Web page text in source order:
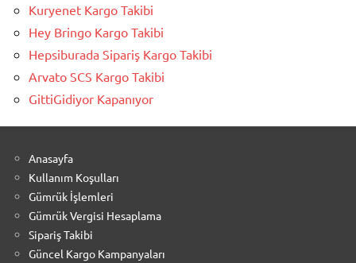
Kuryenet Kargo Takibi
Hey Bringo Kargo Takibi
Hepsiburada Sipariş Kargo Takibi
Arvato SCS Kargo Takibi
GittiGidiyor Kapanıyor
Anasayfa
Kullanım Koşulları
Gümrük İşlemleri
Gümrük Vergisi Hesaplama
Sipariş Takibi
Güncel Kargo Kampanyaları